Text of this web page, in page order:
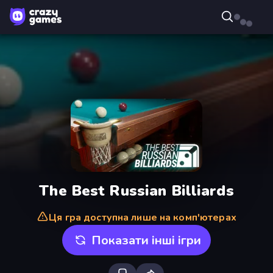
The Best Russian Billiards
Ця гра доступна лише на комп'ютерах
Показати інші ігри